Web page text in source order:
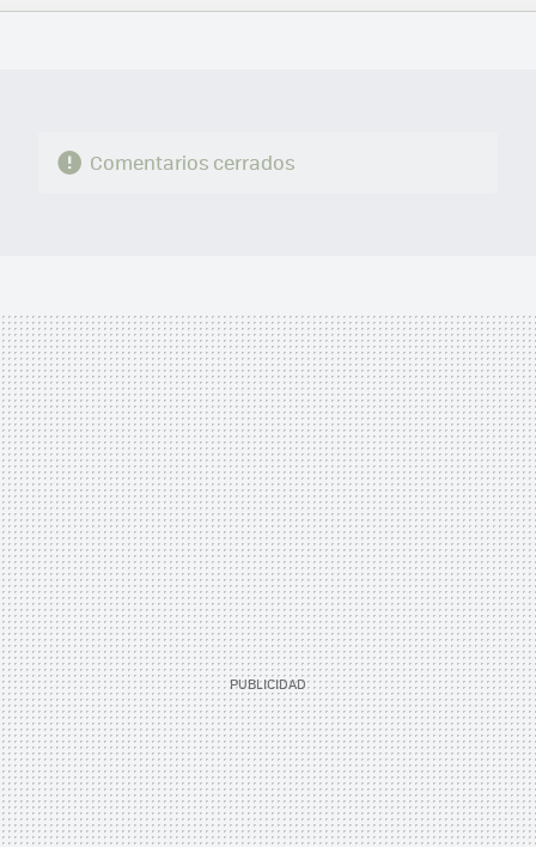
FACEBOOK
TWITTERFLIPBOARD
E-
WHATSAPP
Comentarios cerrados